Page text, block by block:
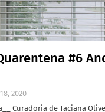
#6
2020
Curadoria de Taciana